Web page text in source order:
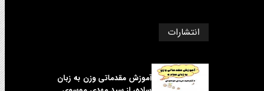
انتشارات
آموزش مقدماتی وزن به زبان